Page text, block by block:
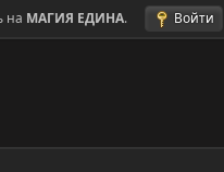
на МАГИЯ ЕДИНА. Войти